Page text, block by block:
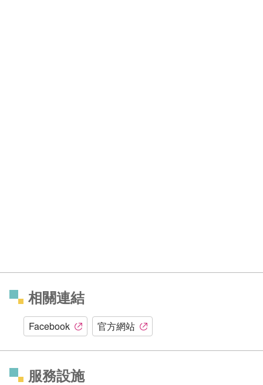
相關連結
Facebook 官方網站
服務設施